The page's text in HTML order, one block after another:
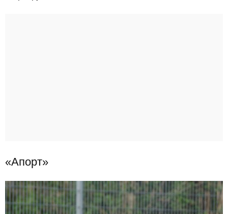
«Апорт»